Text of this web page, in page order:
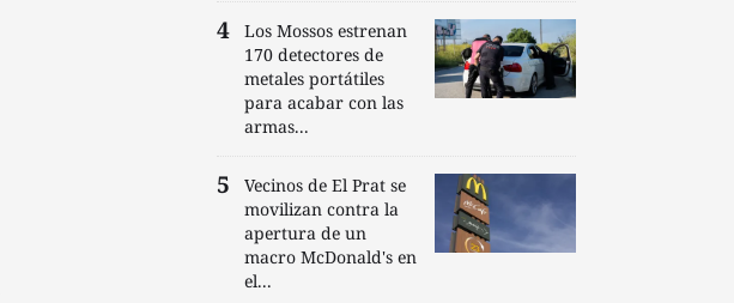
Los Mossos estrenan
170 detectores de
metales portátiles
para acabar con las
armas...
Vecinos de El Prat se
movilizan contra la
apertura de un
macro McDonald's en
el...